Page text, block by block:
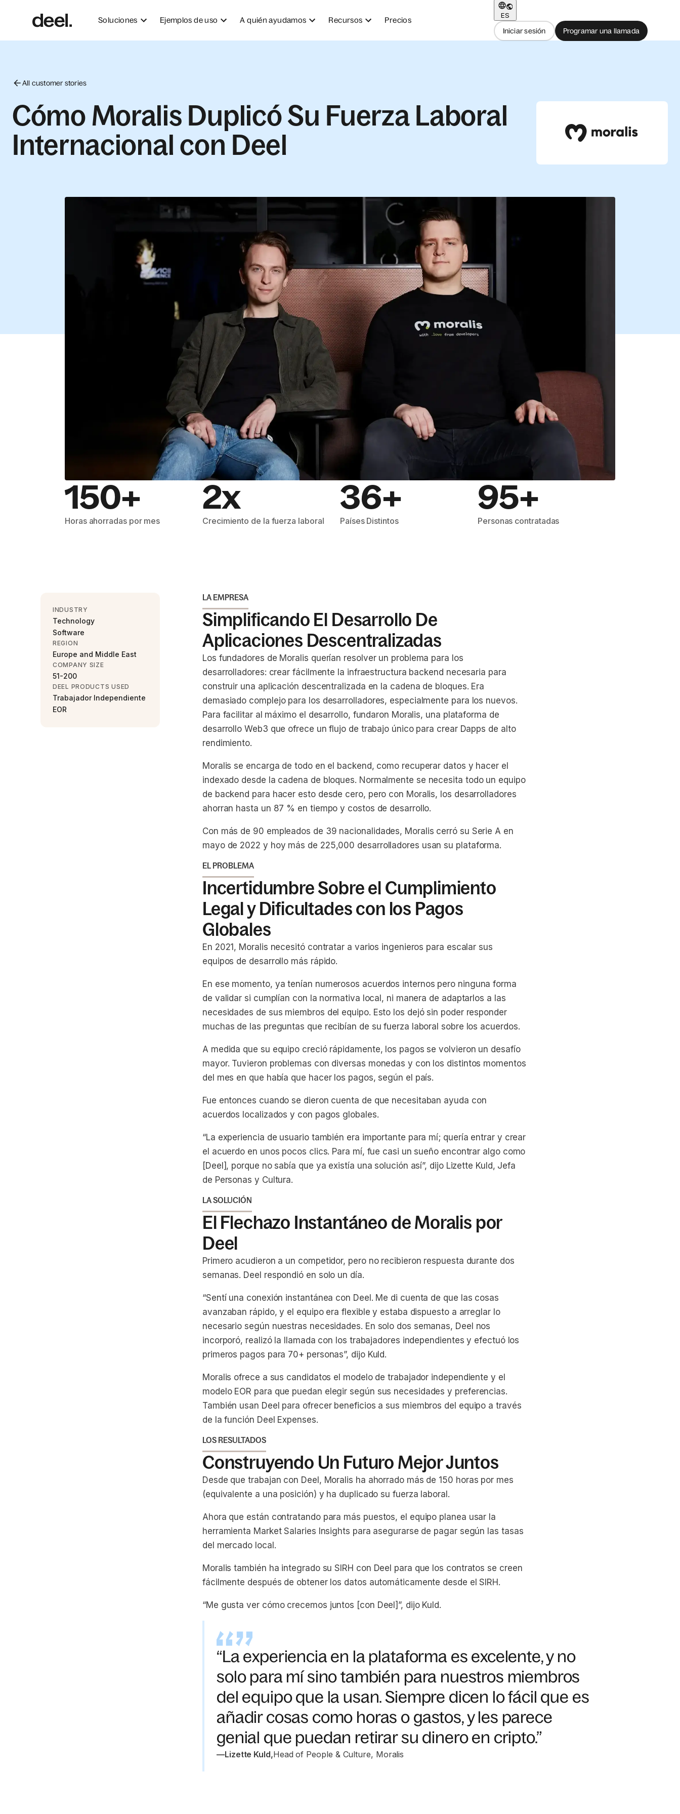
Soluciones Ejemplos de uso A quién ayudamos Recursos Precios
ES
Iniciar sesión
Programar una llamada
All customer stories
Cómo Moralis Duplicó Su Fuerza Laboral
Internacional con Deel
150+
Horas ahorradas por mes
2x
Crecimiento de la fuerza laboral
36+
Países Distintos
95+
Personas contratadas
INDUSTRY
Technology
Software
REGION
Europe and Middle East
COMPANY SIZE
51-200
DEEL PRODUCTS USED
Trabajador Independiente
EOR
LA EMPRESA
Simplificando El Desarrollo De
Aplicaciones Descentralizadas
Los fundadores de Moralis querían resolver un problema para los
desarrolladores: crear fácilmente la infraestructura backend necesaria para
construir una aplicación descentralizada en la cadena de bloques. Era
demasiado complejo para los desarrolladores, especialmente para los nuevos.
Para facilitar al máximo el desarrollo, fundaron Moralis, una plataforma de
desarrollo Web3 que ofrece un flujo de trabajo único para crear Dapps de alto
rendimiento.
Moralis se encarga de todo en el backend, como recuperar datos y hacer el
indexado desde la cadena de bloques. Normalmente se necesita todo un equipo
de backend para hacer esto desde cero, pero con Moralis, los desarrolladores
ahorran hasta un 87 % en tiempo y costos de desarrollo.
Con más de 90 empleados de 39 nacionalidades, Moralis cerró su Serie A en
mayo de 2022 y hoy más de 225,000 desarrolladores usan su plataforma.
EL PROBLEMA
Incertidumbre Sobre el Cumplimiento
Legal y Dificultades con los Pagos
Globales
En 2021, Moralis necesitó contratar a varios ingenieros para escalar sus
equipos de desarrollo más rápido.
En ese momento, ya tenían numerosos acuerdos internos pero ninguna forma
de validar si cumplían con la normativa local, ni manera de adaptarlos a las
necesidades de sus miembros del equipo. Esto los dejó sin poder responder
muchas de las preguntas que recibían de su fuerza laboral sobre los acuerdos.
A medida que su equipo creció rápidamente, los pagos se volvieron un desafío
mayor. Tuvieron problemas con diversas monedas y con los distintos momentos
del mes en que había que hacer los pagos, según el país.
Fue entonces cuando se dieron cuenta de que necesitaban ayuda con
acuerdos localizados y con pagos globales.
“La experiencia de usuario también era importante para mí; quería entrar y crear
el acuerdo en unos pocos clics. Para mí, fue casi un sueño encontrar algo como
[Deel], porque no sabía que ya existía una solución así”, dijo Lizette Kuld, Jefa
de Personas y Cultura.
LA SOLUCIÓN
El Flechazo Instantáneo de Moralis por
Deel
Primero acudieron a un competidor, pero no recibieron respuesta durante dos
semanas. Deel respondió en solo un día.
“Sentí una conexión instantánea con Deel. Me di cuenta de que las cosas
avanzaban rápido, y el equipo era flexible y estaba dispuesto a arreglar lo
necesario según nuestras necesidades. En solo dos semanas, Deel nos
incorporó, realizó la llamada con los trabajadores independientes y efectuó los
primeros pagos para 70+ personas”, dijo Kuld.
Moralis ofrece a sus candidatos el modelo de trabajador independiente y el
modelo EOR para que puedan elegir según sus necesidades y preferencias.
También usan Deel para ofrecer beneficios a sus miembros del equipo a través
de la función Deel Expenses.
LOS RESULTADOS
Construyendo Un Futuro Mejor Juntos
Desde que trabajan con Deel, Moralis ha ahorrado más de 150 horas por mes
(equivalente a una posición) y ha duplicado su fuerza laboral.
Ahora que están contratando para más puestos, el equipo planea usar la
herramienta Market Salaries Insights para asegurarse de pagar según las tasas
del mercado local.
Moralis también ha integrado su SIRH con Deel para que los contratos se creen
fácilmente después de obtener los datos automáticamente desde el SIRH.
“Me gusta ver cómo crecemos juntos [con Deel]”, dijo Kuld.
“La experiencia en la plataforma es excelente, y no
solo para mí sino también para nuestros miembros
del equipo que la usan. Siempre dicen lo fácil que es
añadir cosas como horas o gastos, y les parece
genial que puedan retirar su dinero en cripto.”
—Lizette Kuld,Head of People & Culture, Moralis